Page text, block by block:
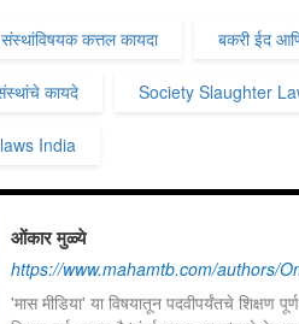
संस्थांविषयक कत्तल कायदा बकरी ईद
कायदे Society Slaughter
India
ओंकार मुळ्ये
https://www.mahamtb.com/authors/
'मास मीडिया' या विषयातून पदवीपर्यंतचे शिक्षण